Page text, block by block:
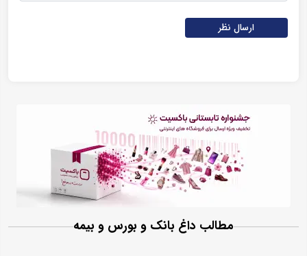
ارسال نظر
مطالب داغ بانک و بورس و بیمه